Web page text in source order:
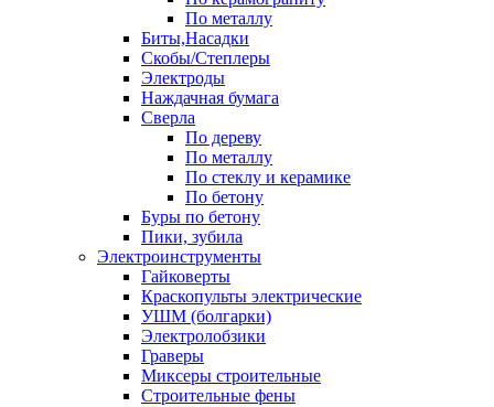
По металлу
Биты,Насадки
Скобы/Степлеры
Электроды
Наждачная бумага
Сверла
По дереву
По металлу
По стеклу и керамике
По бетону
Буры по бетону
Пики, зубила
Электроинструменты
Гайковерты
Краскопульты электрические
УШМ (болгарки)
Электролобзики
Граверы
Миксеры строительные
Строительные фены